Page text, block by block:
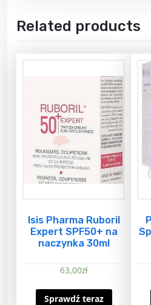
Related products
Isis Pharma Ruboril
Expert SPF50+ na
naczynka 30ml
63,00zł
Sprawdź teraz